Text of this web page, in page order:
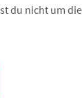
du nicht um